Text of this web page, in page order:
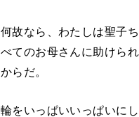
何故なら、わたしは聖子
べてのお母さんに助けら
からだ。
輪をいっぱいいっぱいにし